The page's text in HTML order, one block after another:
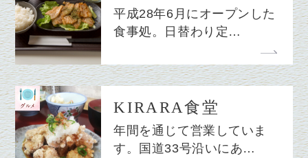
平成28年6月にオープンした
食事処。日替わり定…
KIRARA食堂
年間を通じて営業していま
す。国道33号沿いにあ…